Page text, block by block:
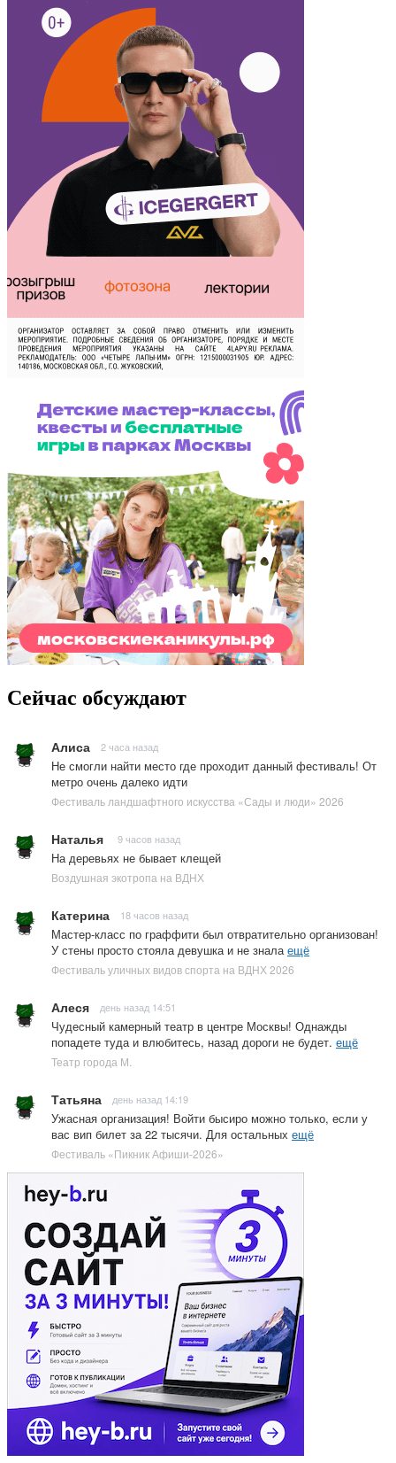
Сейчас обсуждают
Алиса 2 часа назад
Не смогли найти место где проходит данный фестиваль! От
метро очень далеко идти
Фестиваль ландшафтного искусства «Сады и люди» 2026
Наталья 9 часов назад
На деревьях не бывает клещей
Воздушная экотропа на ВДНХ
Катерина 18 часов назад
Мастер-класс по граффити был отвратительно организован!
У стены просто стояла девушка и не зналаещё
Фестиваль уличных видов спорта на ВДНХ 2026
Алеся день назад 14:51
Чудесный камерный театр в центре Москвы! Однажды
попадете туда и влюбитесь, назад дороги не будет. ещё
Театр города М.
Татьяна день назад 14:19
Ужасная организация! Войти бысиро можно только, если у
вас вип билет за 22 тысячи. Для остальных ещё
Фестиваль «Пикник Афиши-2026»